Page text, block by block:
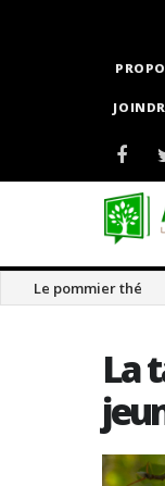
Le magnolia
La